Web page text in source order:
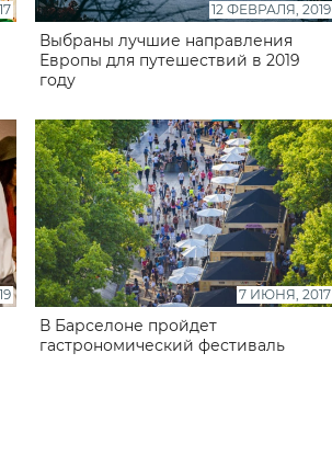
12 ФЕВРАЛЯ, 2019
Выбраны лучшие направления
Европы для путешествий в 2019
году
7 ИЮНЯ, 2017
В Барселоне пройдет
гастрономический фестиваль